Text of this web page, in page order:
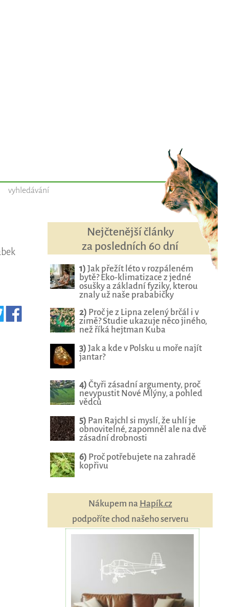
vyhledávání
Nejčtenější články
za posledních 60 dní
1) Jak přežít léto v rozpáleném
bytě? Eko-klimatizace z jedné
osušky a základní fyziky, kterou
znaly už naše prababičky
2) Proč je z Lipna zelený brčál i v
zimě? Studie ukazuje něco jiného,
než říká hejtman Kuba
3) Jak a kde v Polsku u moře najít
jantar?
4) Čtyři zásadní argumenty, proč
nevypustit Nové Mlýny, a pohled
vědců
5) Pan Rajchl si myslí, že uhlí je
obnovitelné, zapomněl ale na dvě
zásadní drobnosti
6) Proč potřebujete na zahradě
kopřivu
Nákupem na Hapík.cz
podpoříte chod našeho serveru